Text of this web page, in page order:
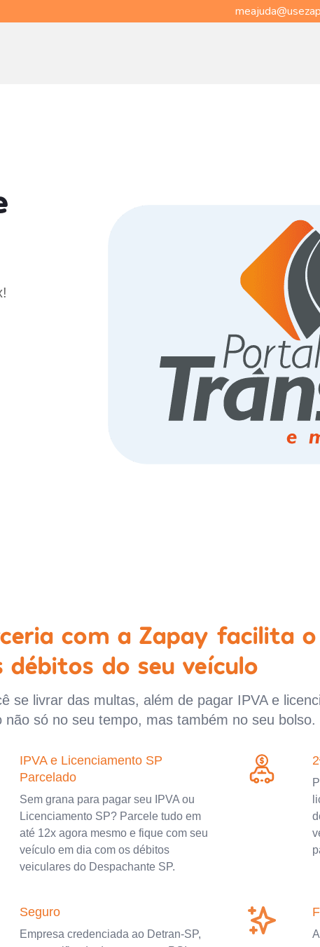
com a Zapay facilita
débitos do seu veículo
se livrar das multas, além de pagar IPVA e
não só no seu tempo, mas também no seu bolso.
IPVA e Licenciamento SP
Parcelado
Sem grana para pagar seu IPVA ou
Licenciamento SP? Parcele tudo em
até 12x agora mesmo e fique com seu
veículo em dia com os débitos
veiculares do Despachante SP.
Seguro
Empresa credenciada ao Detran-SP,